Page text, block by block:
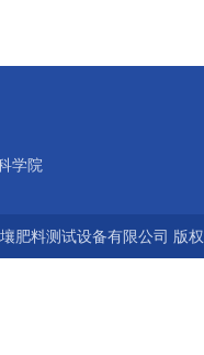
学院
肥料测试设备有限公司 版